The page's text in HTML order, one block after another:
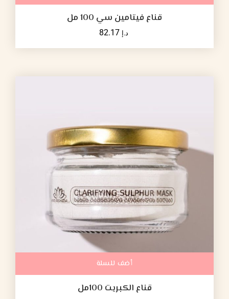
قناع فيتامين سي 100 مل
د.إ
أضف للسلة
قناع الكبريت 100مل